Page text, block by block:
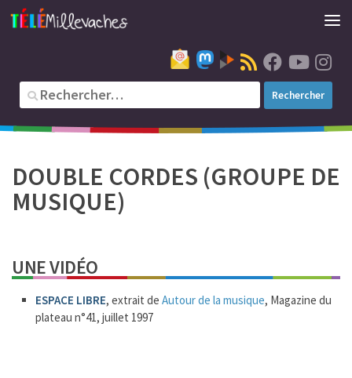
DOUBLE CORDES (GROUPE DE
MUSIQUE)
UNE VIDÉO
ESPACE LIBRE, extrait de Autour de la musique, Magazine du
plateau n°41, juillet 1997